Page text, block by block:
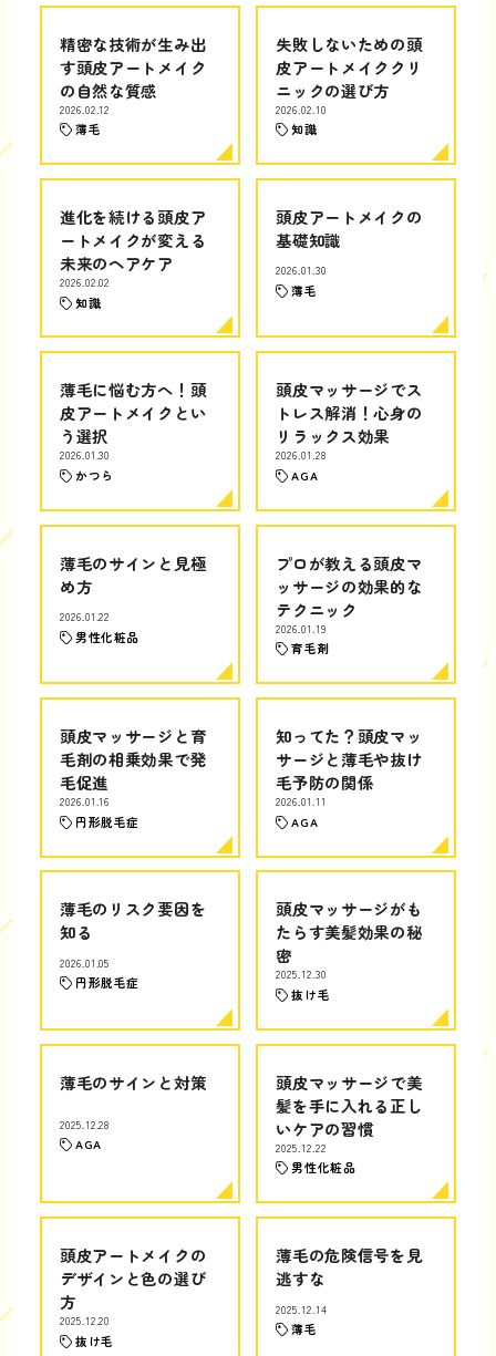
精密な技術が生み出
す頭皮アートメイク
の自然な質感
2026.02.12
薄毛
失敗しないための頭
皮アートメイククリ
ニックの選び方
2026.02.10
知識
進化を続ける頭皮ア
ートメイクが変える
未来のヘアケア
2026.02.02
知識
頭皮アートメイクの
基礎知識
2026.01.30
薄毛
薄毛に悩む方へ！頭
皮アートメイクとい
う選択
2026.01.30
かつら
頭皮マッサージでス
トレス解消！心身の
リラックス効果
2026.01.28
AGA
薄毛のサインと見極
め方
2026.01.22
男性化粧品
プロが教える頭皮マ
ッサージの効果的な
テクニック
2026.01.19
育毛剤
頭皮マッサージと育
毛剤の相乗効果で発
毛促進
2026.01.16
円形脱毛症
知ってた？頭皮マッ
サージと薄毛や抜け
毛予防の関係
2026.01.11
AGA
薄毛のリスク要因を
知る
2026.01.05
円形脱毛症
頭皮マッサージがも
たらす美髪効果の秘
密
2025.12.30
抜け毛
薄毛のサインと対策
2025.12.28
AGA
頭皮マッサージで美
髪を手に入れる正し
いケアの習慣
2025.12.22
男性化粧品
頭皮アートメイクの
デザインと色の選び
方
2025.12.20
抜け毛
薄毛の危険信号を見
逃すな
2025.12.14
薄毛